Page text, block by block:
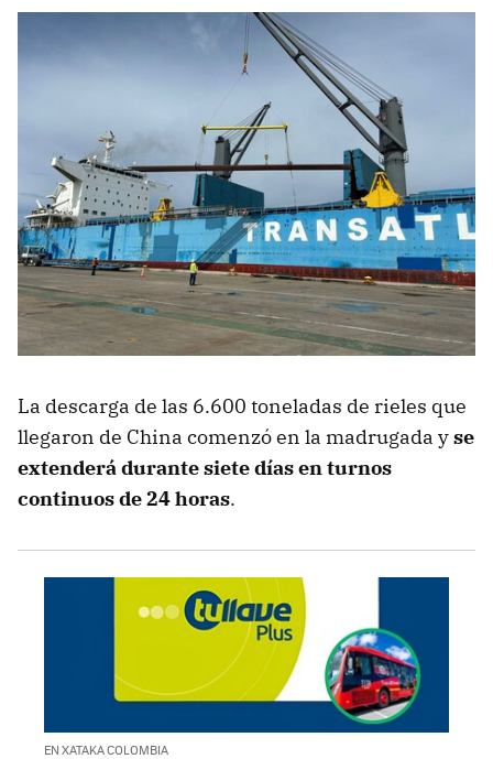
La descarga de las 6.600 toneladas de rieles que
llegaron de China comenzó en la madrugada yse
extenderá durante siete días en turnos
continuos de 24 horas.
EN XATAKA COLOMBIA